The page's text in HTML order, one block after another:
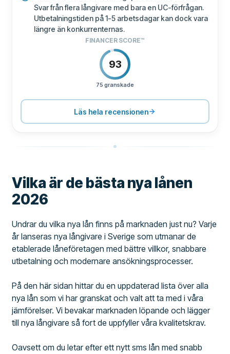
Svar från flera långivare med bara en UC-förfrågan.
Utbetalningstiden på 1-5 arbetsdagar kan dock vara
längre än konkurrenternas.
FINANCER SCORE™
93
75 granskade
VILLKOR 80
Läs hela recensionen
Vilka är de bästa nya lånen
2026
Undrar du vilka nya lån finns på marknaden just nu? Varje
år lanseras nya långivare i Sverige som utmanar de
etablerade låneföretagen med bättre villkor, snabbare
utbetalning och modernare ansökningsprocesser.
På den här sidan hittar du en uppdaterad lista över alla
nya lån som vi har granskat och valt att ta med i våra
jämförelser. Vi bevakar marknaden löpande och lägger
till nya långivare så fort de uppfyller våra kvalitetskrav.
Oavsett om du letar efter ett nytt sms lån med snabb